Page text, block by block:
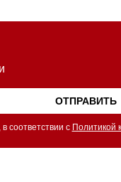
соответствии с Политикой